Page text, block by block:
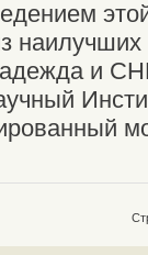
наилучших
и